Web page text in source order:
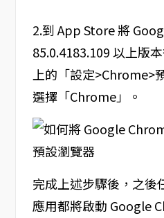
2.到 App Store 將
85.0.4183.109 以上版
上的「設定>Chrome>
選擇「Chrome」。
完成上述步驟後，之後
應用都將啟動 Google